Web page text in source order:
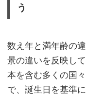
う
数え年と満年齢の
景の違いを反映し
本を含む多くの国
で、誕生日を基準